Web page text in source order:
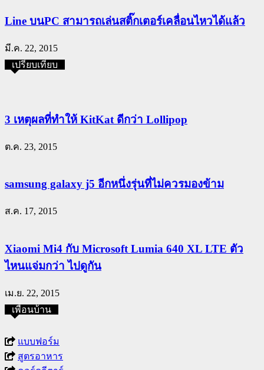
Line บนPC สามารถเล่นสติ๊กเตอร์เคลื่อนไหวได้แล้ว
มี.ค. 22, 2015
เปรียบเทียบ
3 เหตุผลที่ทำให้ KitKat ดีกว่า Lollipop
ต.ค. 23, 2015
samsung galaxy j5 อีกหนึ่งรุ่นที่ไม่ควรมองข้าม
ส.ค. 17, 2015
Xiaomi Mi4 กับ Microsoft Lumia 640 XL LTE ตัว
ไหนแจ่มกว่า ไปดูกัน
เม.ย. 22, 2015
เพื่อนบ้าน
แบบฟอร์ม
สูตรอาหาร